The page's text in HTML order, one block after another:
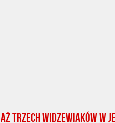
Aż trzech widzewiaków w